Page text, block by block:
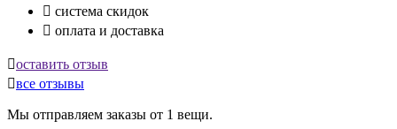
 система скидок
 оплата и доставка
оставить отзыв
все отзывы
Мы отправляем заказы от 1 вещи.